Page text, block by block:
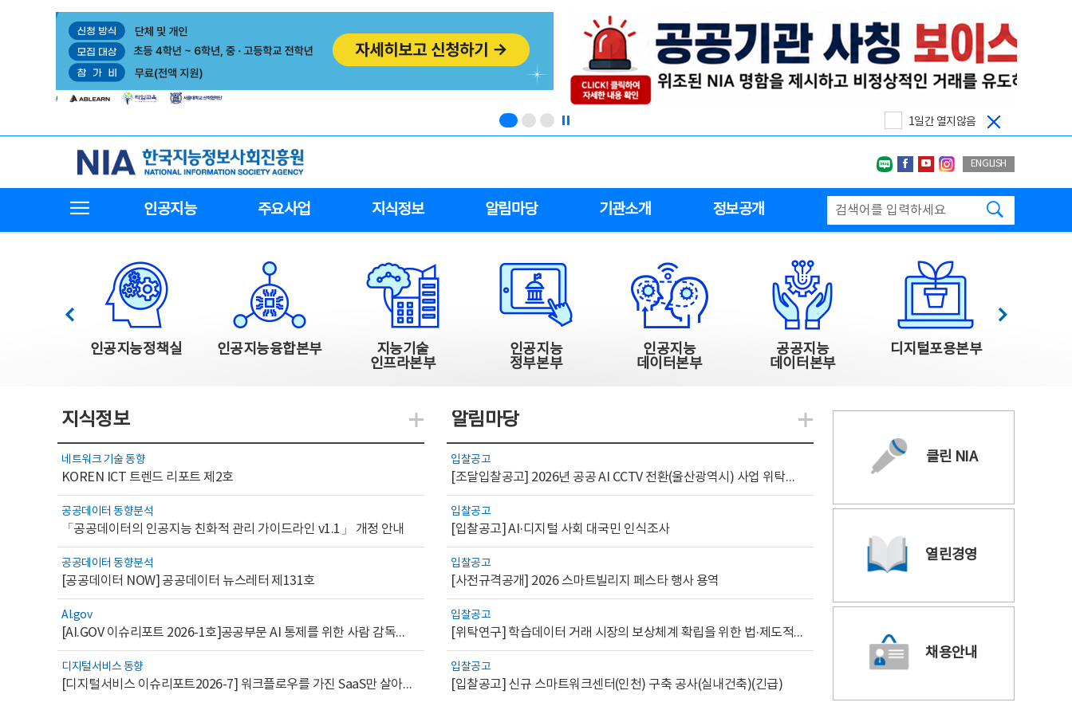
1일간 열지않음
한국지능정보사회진흥원
네이버블로그
페이스북
유투브인스타그랩
ENGLISH
인공지능 주요사업 지식정보 알림마당 기관소개 정보공개
한국지능정보사회진흥원 주요사업
인공지능정책실 인공지능융합본부
지능기술
인프라본부
인공지능
정부본부
인공지능
데이터본부
공공지능
데이터본부
디지털포용본부
이전 다음
지식정보
네트워크 기술 동향
KOREN ICT 트렌드 리포트 제2호
공공데이터 동향분석
「공공데이터의 인공지능 친화적 관리 가이드라인 v1.1」 개정 안내
공공데이터 동향분석
[공공데이터 NOW] 공공데이터 뉴스레터 제131호
AI.gov
[AI.GOV 이슈리포트 2026-1호]공공부문 AI 통제를 위한 사람 감독의 해외 사례 분석 및 시사점
디지털서비스 동향
[디지털서비스 이슈리포트2026-7] 워크플로우를 가진 SaaS만 살아남는다
지식관련 더보기
알림마당
입찰공고
[조달입찰공고] 2026년 공공 AI CCTV 전환(울산광역시) 사업 위탁감리
입찰공고
[입찰공고] AI·디지털 사회 대국민 인식조사
입찰공고
[사전규격공개] 2026 스마트빌리지 페스타 행사 용역
입찰공고
[위탁연구] 학습데이터 거래 시장의 보상체계 확립을 위한 법·제도적 검토 방안 연구
입찰공고
[입찰공고] 신규 스마트워크센터(인천) 구축 공사(실내건축)(긴급)
알림관련 더보기
클린 NIA
열린경영
채용안내